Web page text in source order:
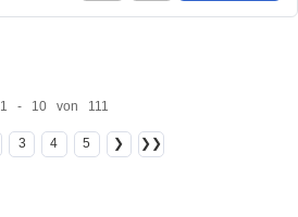
1 - 10 von 111
3 4 5 ❯ ❯❯